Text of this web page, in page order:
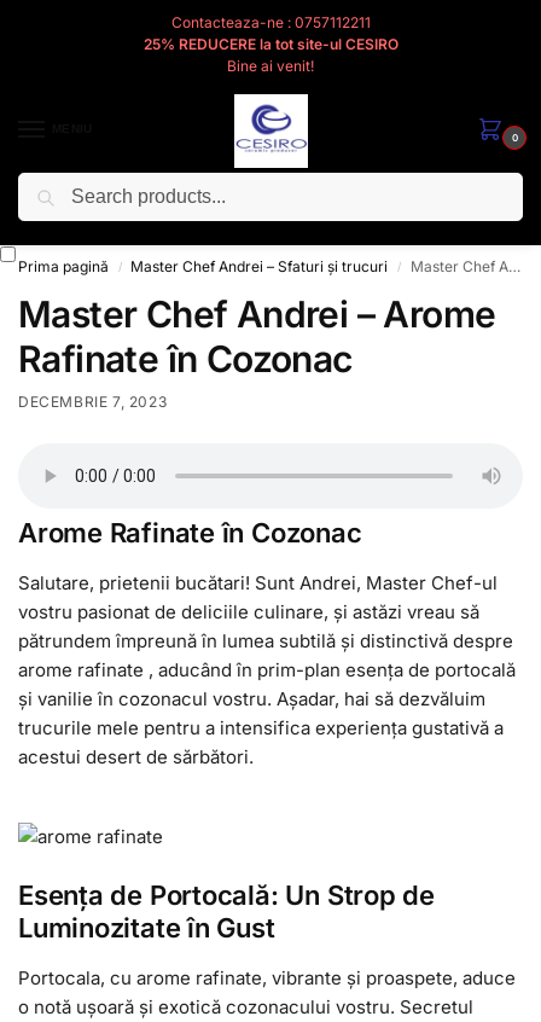
Contacteaza-ne : 0757112211
25% REDUCERE la tot site-ul CESIRO
Bine ai venit!
0
Cesiro
Prima pagină / Master Chef Andrei – Sfaturi și trucuri / Master Chef Andrei – Arome Rafinate în Cozonac
Master Chef Andrei – Arome
Rafinate în Cozonac
DECEMBRIE 7, 2023
Arome Rafinate în Cozonac
Salutare, prietenii bucătari! Sunt Andrei, Master Chef-ul
vostru pasionat de deliciile culinare, și astăzi vreau să
pătrundem împreună în lumea subtilă și distinctivă despre
arome rafinate , aducând în prim-plan esența de portocală
și vanilie în cozonacul vostru. Așadar, hai să dezvăluim
trucurile mele pentru a intensifica experiența gustativă a
acestui desert de sărbători.
Esența de Portocală: Un Strop de
Luminozitate în Gust
Portocala, cu arome rafinate, vibrante și proaspete, aduce
o notă ușoară și exotică cozonacului vostru. Secretul